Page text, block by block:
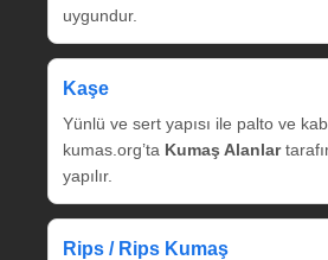
uygundur.
Kaşe
Yünlü ve sert yapısı ile palto ve
kumas.org’ta Kumaş Alanlar
yapılır.
Rips / Rips Kumaş